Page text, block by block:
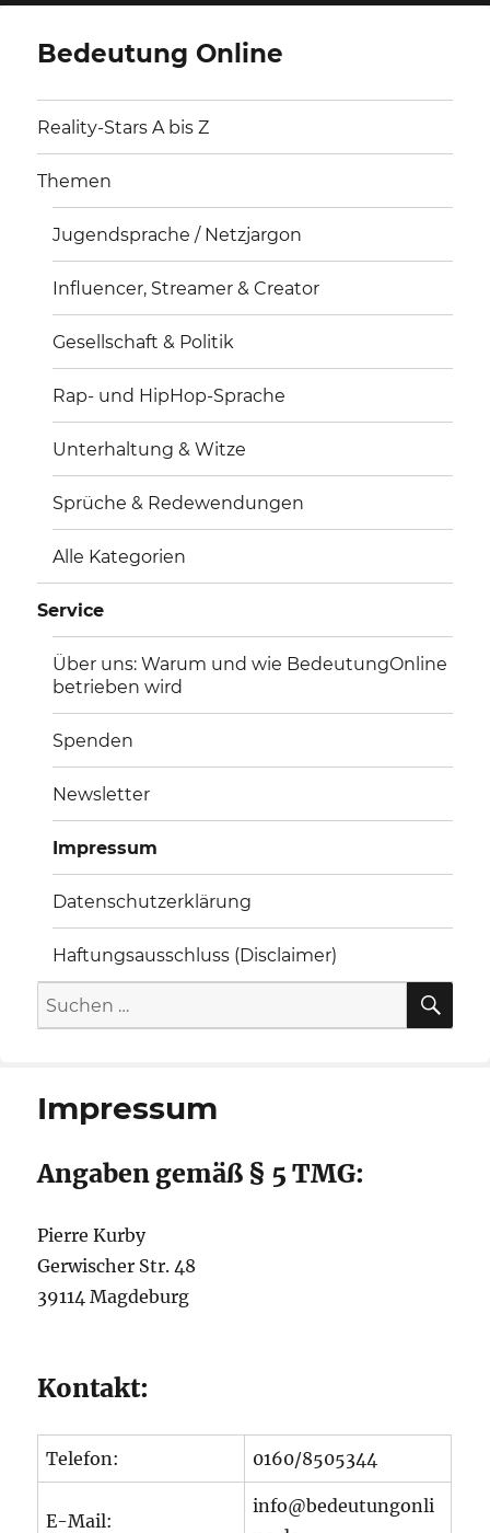
Bedeutung Online
Reality-Stars A bis Z
Themen
Jugendsprache / Netzjargon
Influencer, Streamer & Creator
Gesellschaft & Politik
Rap- und HipHop-Sprache
Unterhaltung & Witze
Sprüche & Redewendungen
Alle Kategorien
Service
Über uns: Warum und wie BedeutungOnline
betrieben wird
Spenden
Newsletter
Impressum
Datenschutzerklärung
Haftungsausschluss (Disclaimer)
Suche
nach:
Impressum
Angaben gemäß § 5 TMG:
Pierre Kurby
Gerwischer Str. 48
39114 Magdeburg
Kontakt:
Telefon: 0160/8505344
E-Mail:
info@bedeutungonli